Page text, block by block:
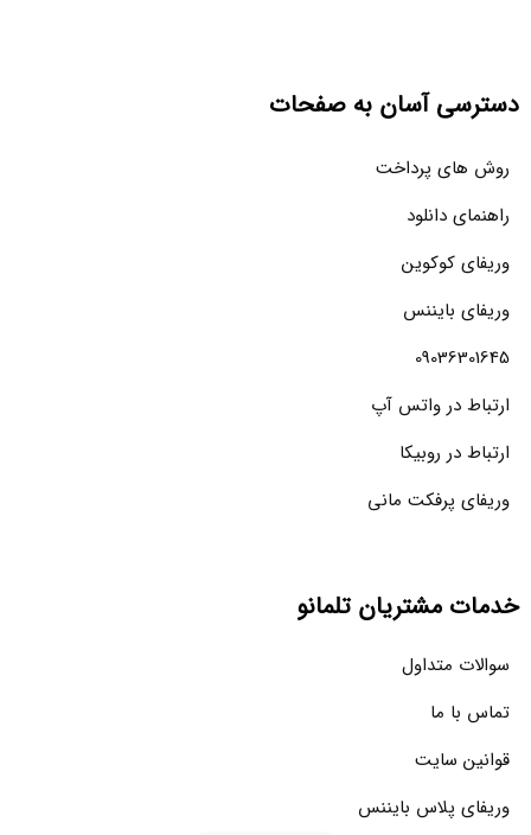
دسترسی آسان به صفحات
روش های پرداخت
راهنمای دانلود
وریفای کوکوین
وریفای بایننس
09036301645
ارتباط در واتس آپ
ارتباط در روبیکا
وریفای پرفکت مانی
خدمات مشتریان تلمانو
سوالات متداول
تماس با ما
قوانین سایت
وریفای پلاس بایننس